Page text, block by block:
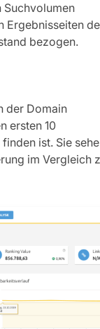
Suchvolumen
Ergebnisseiten
bezogen.
der Domain
ersten 10
ist. Sie
im Vergleich